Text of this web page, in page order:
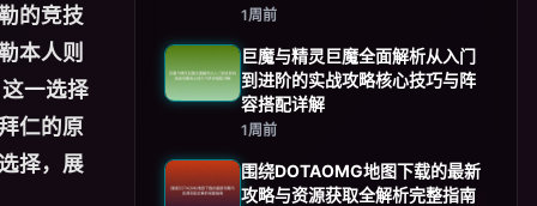
的竞技
本人则
一选择
仁的原
择，展
1周前
巨魔与精灵巨魔全面解析从入门
到进阶的实战攻略核心技巧与阵
容搭配详解
1周前
围绕DOTAOMG地图下载的最新
攻略与资源获取全解析完整指南